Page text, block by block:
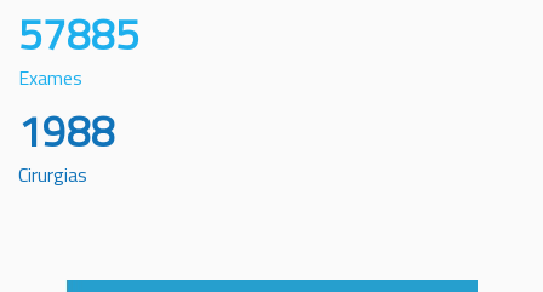
57885
Exames
1988
Cirurgias